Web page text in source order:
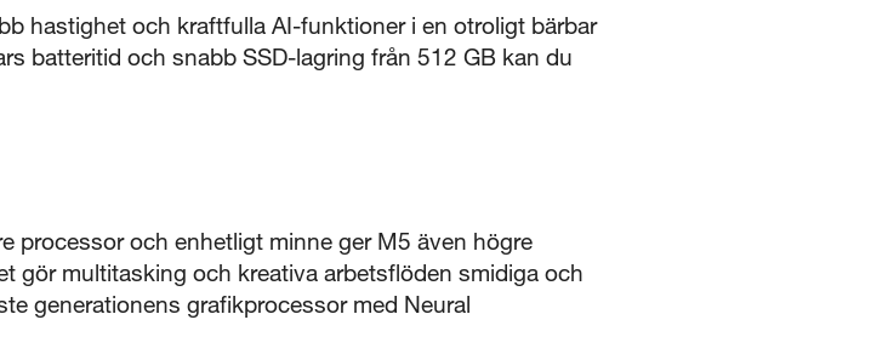
hastighet och kraftfulla AI-funktioner i en otroligt bärbar
batteritid och snabb SSD-lagring från 512 GB kan du
processor och enhetligt minne ger M5 även högre
gör multitasking och kreativa arbetsflöden smidiga och
generationens grafikprocessor med Neural
sekunder